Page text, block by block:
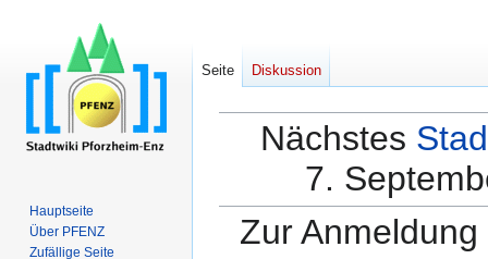
Nächstes
7.
Zur
Seite Diskussion
Hauptseite
Über PFENZ
Zufällige Seite